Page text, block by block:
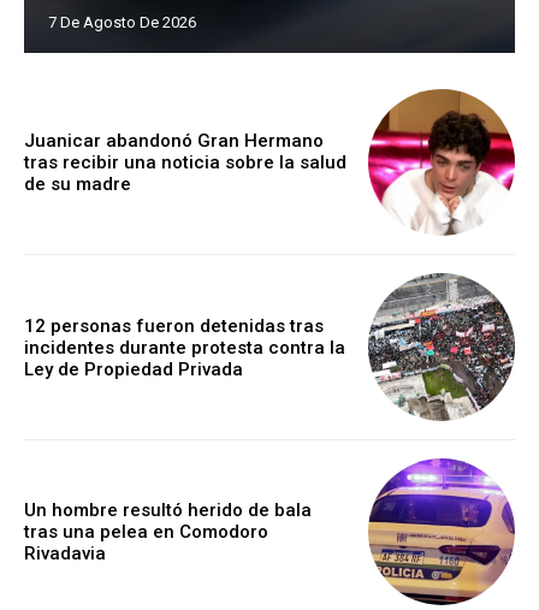
7 De Agosto De 2026
Juanicar abandonó Gran Hermano
tras recibir una noticia sobre la salud
de su madre
12 personas fueron detenidas tras
incidentes durante protesta contra la
Ley de Propiedad Privada
Un hombre resultó herido de bala
tras una pelea en Comodoro
Rivadavia